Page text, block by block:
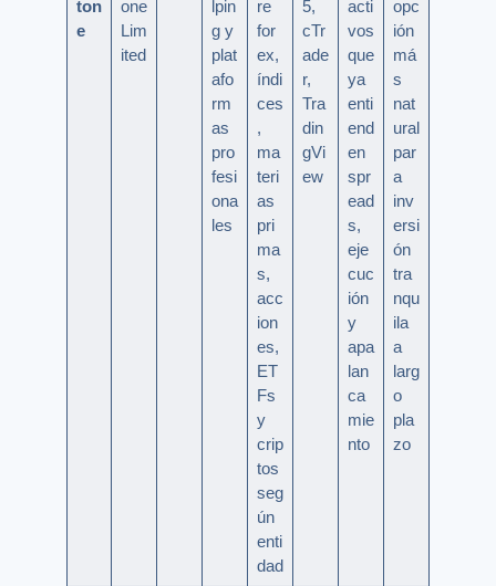
ton
e
one
Lim
ited
lpin
g y
plat
afo
rm
as
pro
fesi
ona
les
re
for
ex,
índi
ces
,
ma
teri
as
pri
ma
s,
acc
ion
es,
ET
Fs
y
crip
tos
seg
ún
enti
dad
5,
cTr
ade
r,
Tra
din
gVi
ew
acti
vos
que
ya
enti
end
en
spr
ead
s,
eje
cuc
ión
y
apa
lan
ca
mie
nto
opc
ión
má
s
nat
ural
par
a
inv
ersi
ón
tra
nqu
ila
a
larg
o
pla
zo